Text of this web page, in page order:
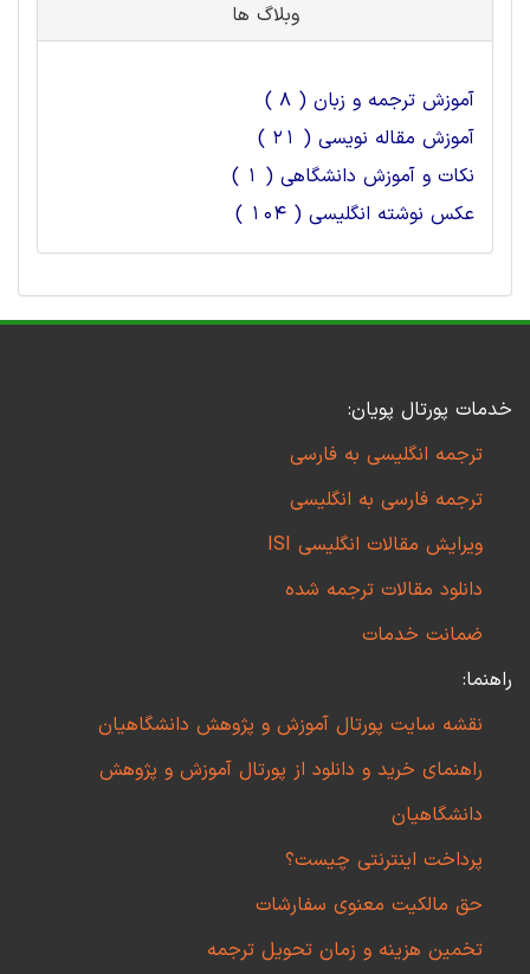
وبلاگ ها
آموزش ترجمه و زبان ( 8 )
آموزش مقاله نویسی ( 21 )
نکات و آموزش دانشگاهی ( 1 )
عکس نوشته انگلیسی ( 104 )
خدمات پورتال پویان:
ترجمه انگلیسی به فارسی
ترجمه فارسی به انگلیسی
ویرایش مقالات انگلیسی ISI
دانلود مقالات ترجمه شده
ضمانت خدمات
راهنما:
نقشه سایت پورتال آموزش و پژوهش دانشگاهیان
راهنمای خرید و دانلود از پورتال آموزش و پژوهش
دانشگاهیان
پرداخت اینترنتی چیست؟
حق مالکیت معنوی سفارشات
تخمین هزینه و زمان تحویل ترجمه